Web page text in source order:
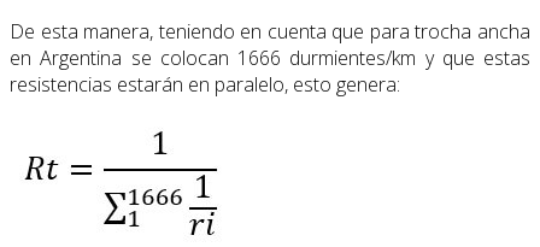
De esta manera, teniendo en cuenta que para trocha ancha
en Argentina se colocan 1666 durmientes/km y que estas
resistencias estarán en paralelo, esto genera: